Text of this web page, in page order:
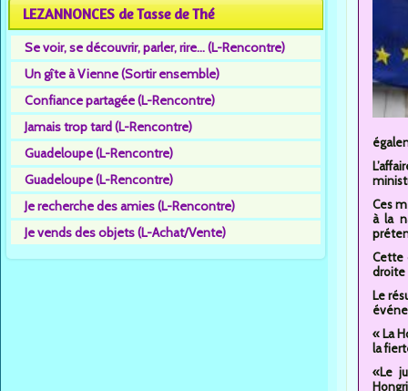
LEZANNONCES de Tasse de Thé
Se voir, se découvrir, parler, rire... (L-Rencontre)
Un gîte à Vienne (Sortir ensemble)
Confiance partagée (L-Rencontre)
Jamais trop tard (L-Rencontre)
Guadeloupe (L-Rencontre)
Guadeloupe (L-Rencontre)
Je recherche des amies (L-Rencontre)
Je vends des objets (L-Achat/Vente)
Ces
à la
Cette
droite
Le
« La
la
«Le